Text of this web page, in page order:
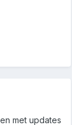
met updates